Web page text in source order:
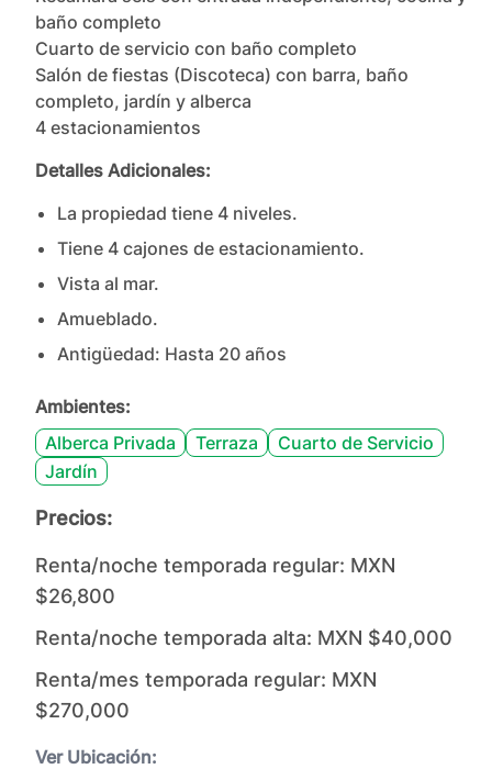
baño completo
Cuarto de servicio con baño completo
Salón de fiestas (Discoteca) con barra, baño
completo, jardín y alberca
4 estacionamientos
Detalles Adicionales:
La propiedad tiene 4 niveles.
Tiene 4 cajones de estacionamiento.
Vista al mar.
Amueblado.
Antigüedad: Hasta 20 años
Ambientes:
Alberca Privada
Terraza
Cuarto de Servicio
Jardín
Precios:
Renta/noche temporada regular: MXN
$26,800
Renta/noche temporada alta: MXN $40,000
Renta/mes temporada regular: MXN
$270,000
Ver Ubicación: